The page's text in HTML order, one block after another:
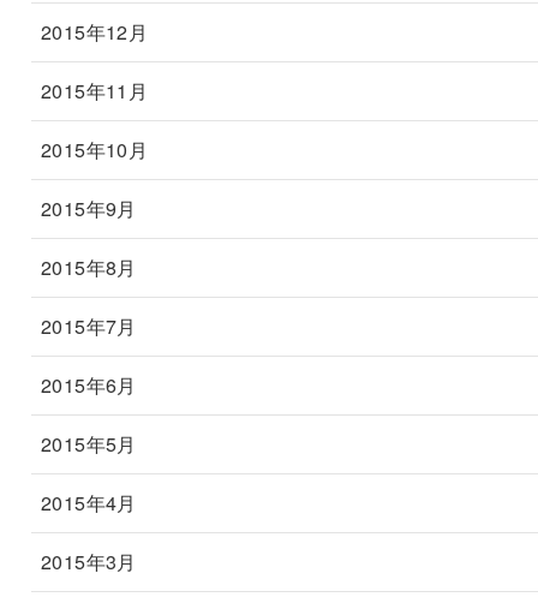
2015年12月
2015年11月
2015年10月
2015年9月
2015年8月
2015年7月
2015年6月
2015年5月
2015年4月
2015年3月